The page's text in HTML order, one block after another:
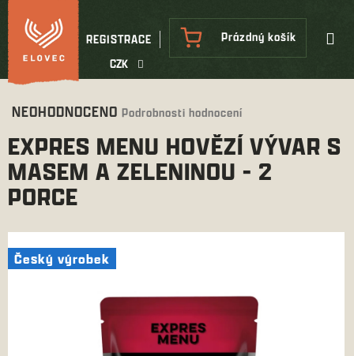
Přejít
na
obsah
CZK
REGISTRACE
NÁKUPNÍ
KOŠÍK
Prázdný košík
Průměrné
produktu
je
0,0
z
hvězdiček.
NEOHODNOCENO Podrobnosti hodnocení
EXPRES MENU HOVĚZÍ VÝVAR S
MASEM A ZELENINOU - 2
PORCE
Český výrobek
Český výrobek